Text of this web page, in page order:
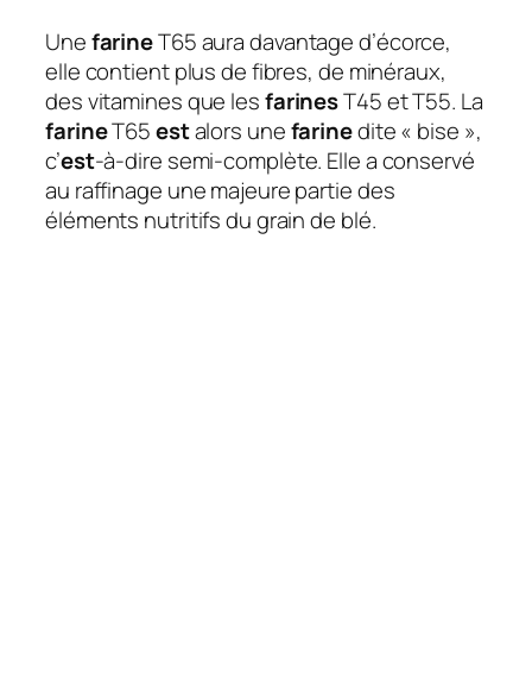
UnefarineT65 aura davantage d’écorce,
elle contient plus de fibres, de minéraux,
des vitamines que lesfarinesT45 et T55. La
farineT65estalors unefarinedite « bise »,
c’est-à-dire semi-complète. Elle a conservé
au raffinage une majeure partie des
éléments nutritifs du grain de blé.